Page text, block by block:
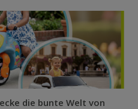
die bunte Welt von